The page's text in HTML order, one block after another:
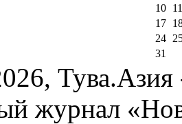
10
11
17
24
31
Тува.Азия
журнал